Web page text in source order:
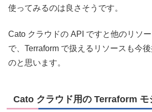
使ってみるのは良さそうです。
Cato クラウドの API ですと他のリソ
で、Terraform で扱えるリソースも今
のと思います。
Cato クラウド用の Terraform モ